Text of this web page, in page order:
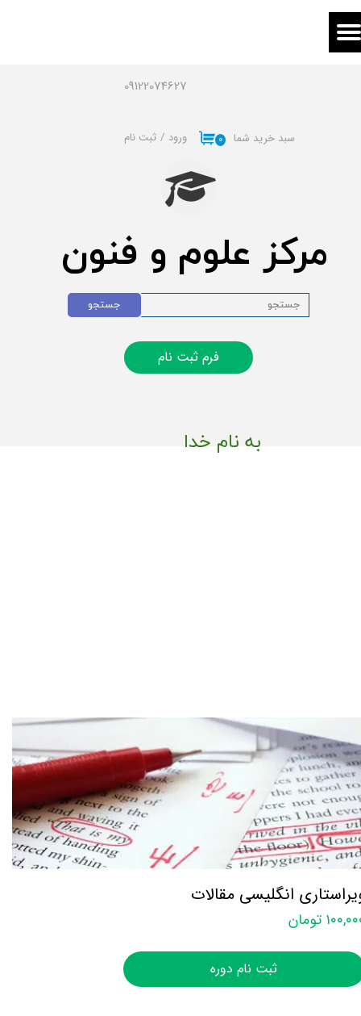
09122074627
مرکز علوم و فنون
۰ سبد خرید شما ورود / ثبت نام
حساب کاربری من
خروج از حساب کاربری
فرم ثبت نام
جستجو
به نام خدا
انگلیسی مقالات
تومان
ثبت نام دوره